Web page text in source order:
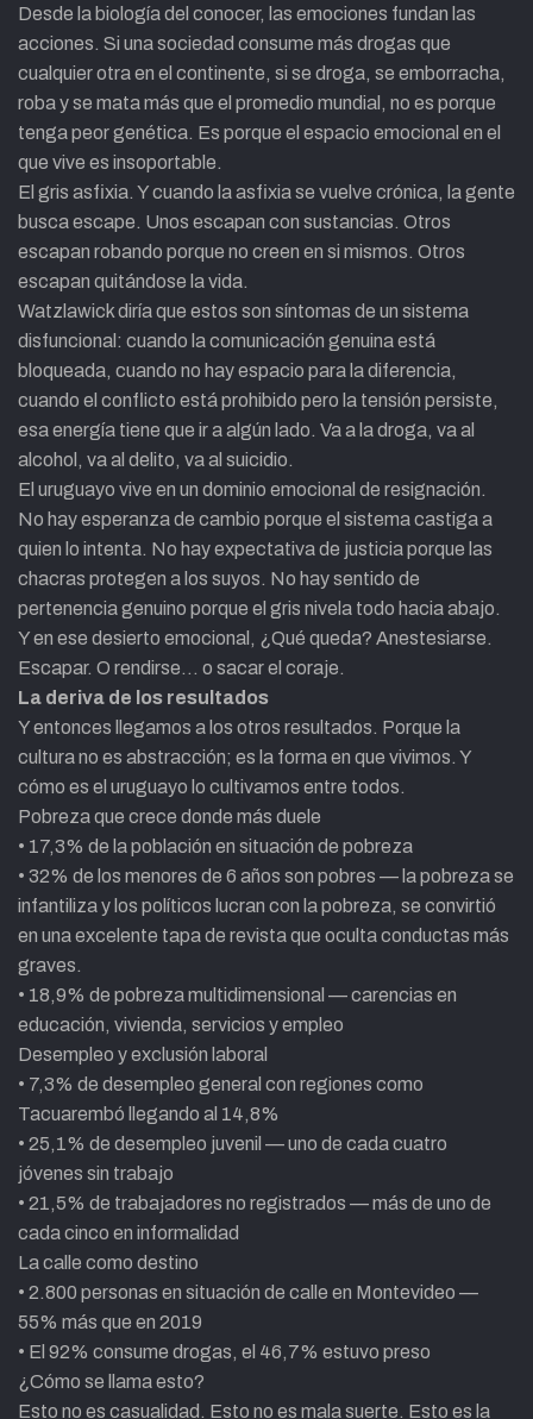
Desde la biología del conocer, las emociones fundan las
acciones. Si una sociedad consume más drogas que
cualquier otra en el continente, si se droga, se emborracha,
roba y se mata más que el promedio mundial, no es porque
tenga peor genética. Es porque el espacio emocional en el
que vive es insoportable.
El gris asfixia. Y cuando la asfixia se vuelve crónica, la gente
busca escape. Unos escapan con sustancias. Otros
escapan robando porque no creen en si mismos. Otros
escapan quitándose la vida.
Watzlawick diría que estos son síntomas de un sistema
disfuncional: cuando la comunicación genuina está
bloqueada, cuando no hay espacio para la diferencia,
cuando el conflicto está prohibido pero la tensión persiste,
esa energía tiene que ir a algún lado. Va a la droga, va al
alcohol, va al delito, va al suicidio.
El uruguayo vive en un dominio emocional de resignación.
No hay esperanza de cambio porque el sistema castiga a
quien lo intenta. No hay expectativa de justicia porque las
chacras protegen a los suyos. No hay sentido de
pertenencia genuino porque el gris nivela todo hacia abajo.
Y en ese desierto emocional, ¿Qué queda? Anestesiarse.
Escapar. O rendirse… o sacar el coraje.
La deriva de los resultados
Y entonces llegamos a los otros resultados. Porque la
cultura no es abstracción; es la forma en que vivimos. Y
cómo es el uruguayo lo cultivamos entre todos.
Pobreza que crece donde más duele
• 17,3% de la población en situación de pobreza
• 32% de los menores de 6 años son pobres — la pobreza se
infantiliza y los políticos lucran con la pobreza, se convirtió
en una excelente tapa de revista que oculta conductas más
graves.
• 18,9% de pobreza multidimensional — carencias en
educación, vivienda, servicios y empleo
Desempleo y exclusión laboral
• 7,3% de desempleo general con regiones como
Tacuarembó llegando al 14,8%
• 25,1% de desempleo juvenil — uno de cada cuatro
jóvenes sin trabajo
• 21,5% de trabajadores no registrados — más de uno de
cada cinco en informalidad
La calle como destino
• 2.800 personas en situación de calle en Montevideo —
55% más que en 2019
• El 92% consume drogas, el 46,7% estuvo preso
¿Cómo se llama esto?
Esto no es casualidad. Esto no es mala suerte. Esto es la